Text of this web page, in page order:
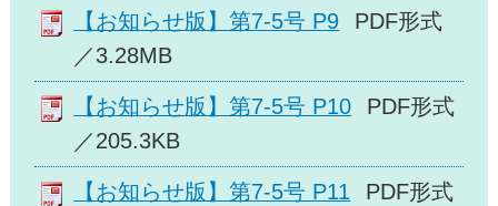
【お知らせ版】第7-5号 P9
PDF形式
／3.28MB
【お知らせ版】第7-5号 P10
PDF形式
／205.3KB
【お知らせ版】第7-5号 P11
PDF形式